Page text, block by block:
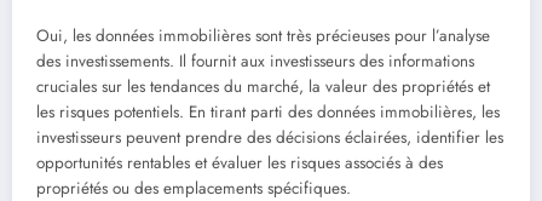
Oui, les données immobilières sont très précieuses pour l’analyse
des investissements. Il fournit aux investisseurs des informations
cruciales sur les tendances du marché, la valeur des propriétés et
les risques potentiels. En tirant parti des données immobilières, les
investisseurs peuvent prendre des décisions éclairées, identifier les
opportunités rentables et évaluer les risques associés à des
propriétés ou des emplacements spécifiques.